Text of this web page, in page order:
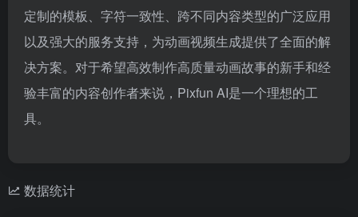
定制的模板、字符一致性、跨不同内容类型的广泛应用
以及强大的服务支持，为动画视频生成提供了全面的解
决方案。对于希望高效制作高质量动画故事的新手和经
验丰富的内容创作者来说，Pixfun AI是一个理想的工
具。
数据统计